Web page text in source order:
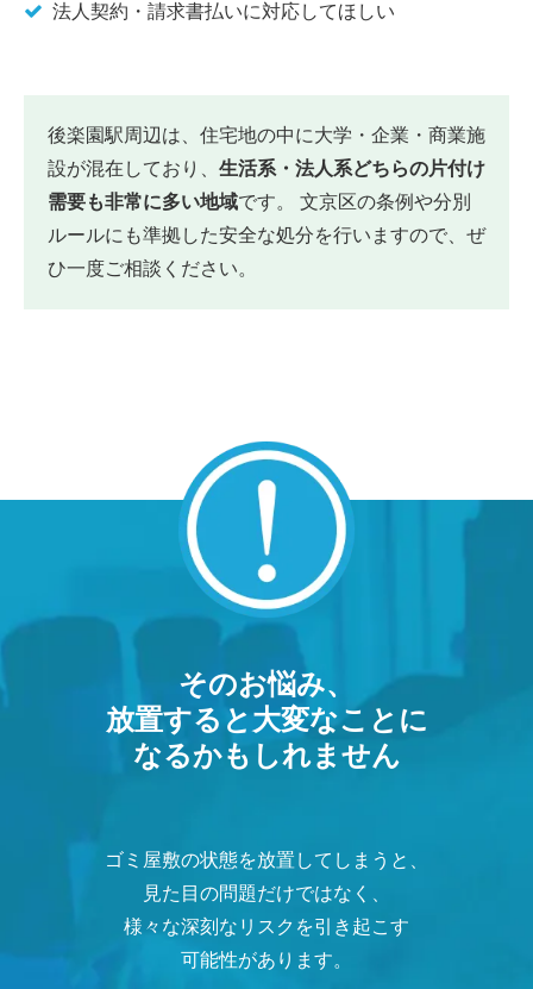
法人契約・請求書払いに対応してほしい
後楽園駅周辺は、住宅地の中に大学・企業・商業施
設が混在しており、 生活系・法人系どちらの片付け
需要も非常に多い地域です。 文京区の条例や分別
ルールにも準拠した安全な処分を行いますので、ぜ
ひ一度ご相談ください。
そのお悩み、
放置すると大変なことに
なるかもしれません
ゴミ屋敷の状態を放置してしまうと、
見た目の問題だけではなく、
様々な深刻なリスクを引き起こす
可能性があります。